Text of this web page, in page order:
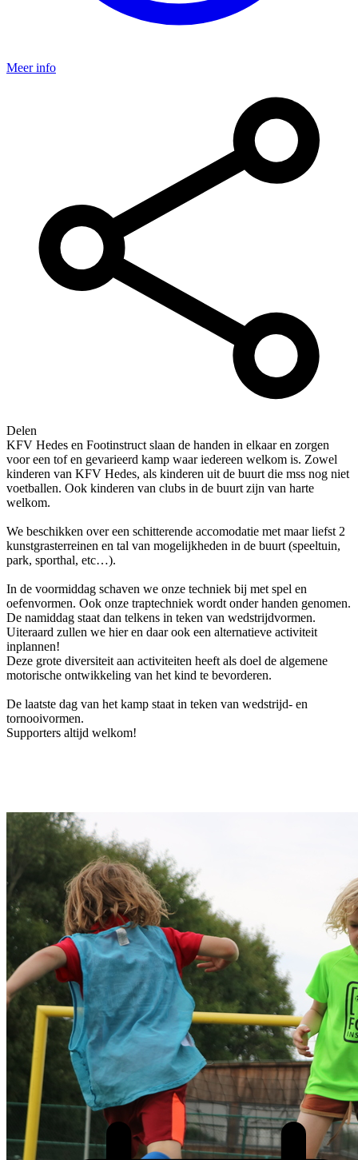
Meer info
Delen
KFV Hedes en Footinstruct slaan de handen in elkaar en zorgen
voor een tof en gevarieerd kamp waar iedereen welkom is. Zowel
kinderen van KFV Hedes, als kinderen uit de buurt die mss nog niet
voetballen. Ook kinderen van clubs in de buurt zijn van harte
welkom.
We beschikken over een schitterende accomodatie met maar liefst 2
kunstgrasterreinen en tal van mogelijkheden in de buurt (speeltuin,
park, sporthal, etc…).
In de voormiddag schaven we onze techniek bij met spel en
oefenvormen. Ook onze traptechniek wordt onder handen genomen.
De namiddag staat dan telkens in teken van wedstrijdvormen.
Uiteraard zullen we hier en daar ook een alternatieve activiteit
inplannen!
Deze grote diversiteit aan activiteiten heeft als doel de algemene
motorische ontwikkeling van het kind te bevorderen.
De laatste dag van het kamp staat in teken van wedstrijd- en
tornooivormen.
Supporters altijd welkom!